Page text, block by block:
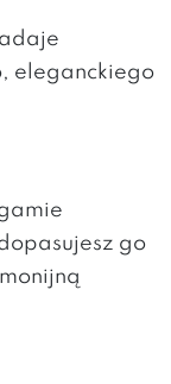
eleganckiego
go